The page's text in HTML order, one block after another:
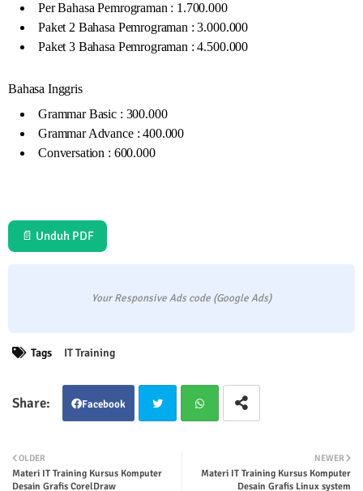
Per Bahasa Pemrograman : 1.700.000
Paket 2 Bahasa Pemrograman : 3.000.000
Paket 3 Bahasa Pemrograman : 4.500.000
Bahasa Inggris
Grammar Basic : 300.000
Grammar Advance : 400.000
Conversation : 600.000
📄 Unduh PDF
Your Responsive Ads code (Google Ads)
Tags IT Training
Facebook
ter tsap
NEWER
Materi IT Training Kursus Komputer
Desain Grafis Linux system
OLDER
Materi IT Training Kursus Komputer
Desain Grafis CorelDraw